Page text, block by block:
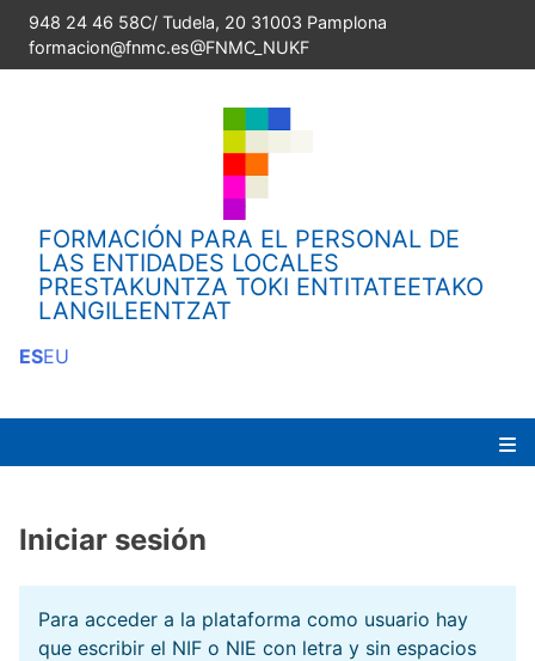
Skip
content
948 24 46 58C/ Tudela, 20 31003 Pamplona
formacion@fnmc.es@FNMC_NUKF
FORMACIÓN PARA EL PERSONAL DE
LAS ENTIDADES LOCALES
PRESTAKUNTZA TOKI ENTITATEETAKO
LANGILEENTZAT
ESEU
Iniciar sesión
Para acceder a la plataforma como usuario hay
que escribir el NIF o NIE con letra y sin espacios